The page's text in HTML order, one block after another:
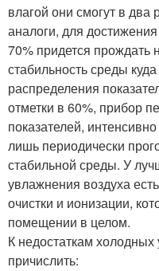
влагой они смогут в
аналоги, для
70% придется прождать
стабильность среды
распределения
отметки в 60%, прибор
показателей,
лишь периодически
стабильной среды. У
увлажнения воздуха
очистки и ионизации,
помещении в целом.
К недостаткам
причислить: